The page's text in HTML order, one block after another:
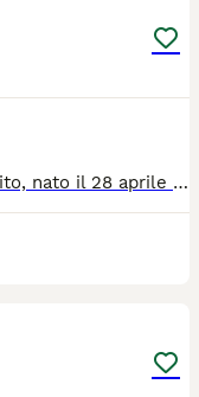
Cucciolo di ragdoll disponibile da subito, nato il 28 aprile Con il suo carattere tranquillo e dolcissimo, il ragdoll è adatto anche per famiglie e come prima esperienza con un gatto. Facile da gestire, ama la compagnia e le coccole. Già svezzato con cibo secco e abituato alla lettiera e al tiragraffi Già vaccinato con prima dose di trivalente (panleucopenia, herpesvirus e calicivirus) , doppio trattamento antiparassitario eseguito con milbemax e libretto sanitario. I GENITORI VIVONO IN CASA CON NOI E HANNO ENTRAMBI IL PEDIGREE (visibile a richiesta) con linee di sangue esenti dalle principali patologie della razza. ( HCM e PKD N/N). Il cucciolo non ha pedigree. Consegna di persona. Tutti i nostri cuccioli vivono in casa con noi, quindi per motivi di privacy non consentiamo visite nella nostra abitazione. Molte altre foto e video a richiesta. Prezzo 450 euro Solo persone serie, educate e davvero interessate